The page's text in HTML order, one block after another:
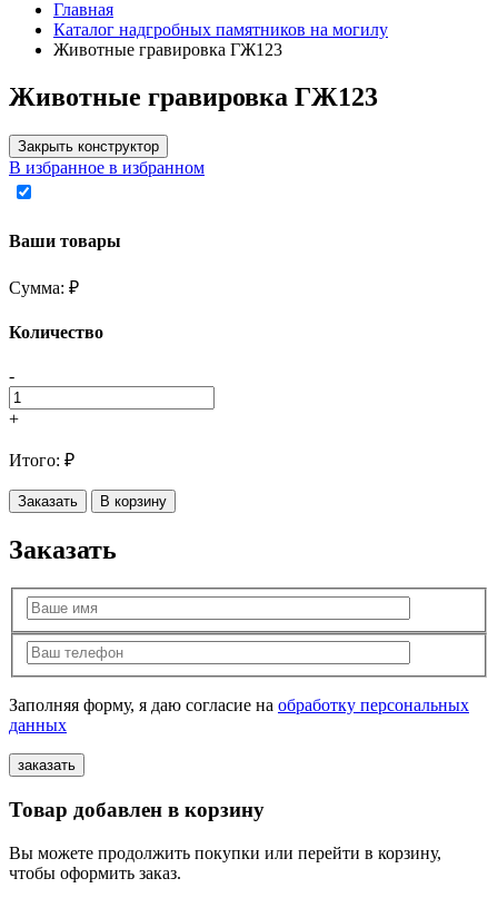
Главная
Каталог надгробных памятников на могилу
Животные гравировка ГЖ123
Животные гравировка ГЖ123
Закрыть конструктор
В избранное в избранном
Ваши товары
Сумма: ₽
Количество
-
+
Итого: ₽
Заказать В корзину
Заказать
Заполняя форму, я даю согласие на обработку персональных
данных
Товар добавлен в корзину
Вы можете продолжить покупки или перейти в корзину,
чтобы оформить заказ.